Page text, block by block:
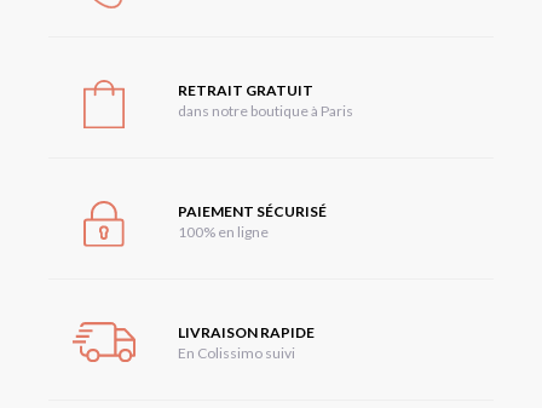
RETRAIT GRATUIT
dans notre boutique à Paris
PAIEMENT SÉCURISÉ
100% en ligne
LIVRAISON RAPIDE
En Colissimo suivi